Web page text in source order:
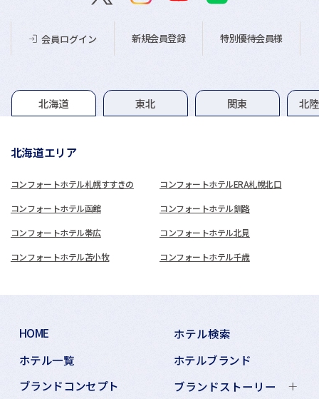
会員ログイン 新規会員登録 特別優待会員様
グループホテル一覧
北海道 東北 関東 北
北海道エリア
コンフォートホテル札幌すすきの コンフォートホテルERA札幌北口
コンフォートホテル函館 コンフォートホテル釧路
コンフォートホテル帯広 コンフォートホテル北見
コンフォートホテル苫小牧 コンフォートホテル千歳
HOME
ホテル検索
ホテル一覧
ホテルブランド
ブランドコンセプト
ブランドストーリー